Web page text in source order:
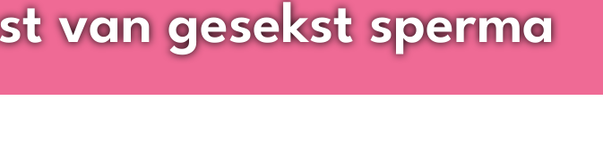
van gesekst sperma